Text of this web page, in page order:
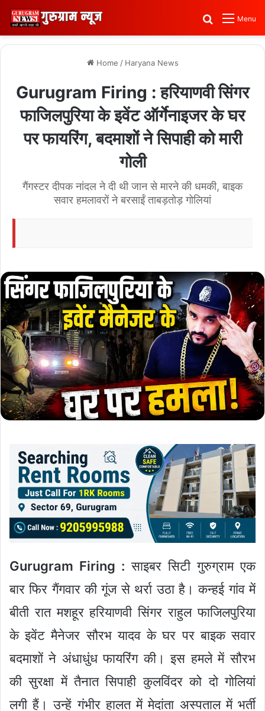
Menu
Search for
Home / Haryana News
Gurugram Firing : हरियाणवी सिंगर
फाजिलपुरिया के इवेंट ऑर्गेनाइजर के घर
पर फायरिंग, बदमाशों ने सिपाही को मारी
गोली
गैंगस्टर दीपक नांदल ने दी थी जान से मारने की धमकी, बाइक
सवार हमलावरों ने बरसाईं ताबड़तोड़ गोलियां
Gurugram Firing : साइबर सिटी गुरुग्राम एक
बार फिर गैंगवार की गूंज से थर्रा उठा है। कन्हई गांव में
बीती रात मशहूर हरियाणवी सिंगर राहुल फाजिलपुरिया
के इवेंट मैनेजर सौरभ यादव के घर पर बाइक सवार
बदमाशों ने अंधाधुंध फायरिंग की। इस हमले में सौरभ
की सुरक्षा में तैनात सिपाही कुलविंदर को दो गोलियां
लगी हैं। उन्हें गंभीर हालत में मेदांता अस्पताल में भर्ती